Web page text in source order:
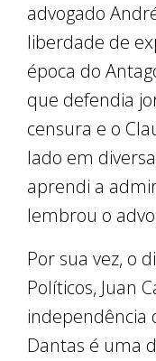
advogado
liberdade de
época do
que defendia
censura e o
lado em
aprendi a
lembrou o
Por sua vez, o
Políticos, Juan
independência
Dantas é uma